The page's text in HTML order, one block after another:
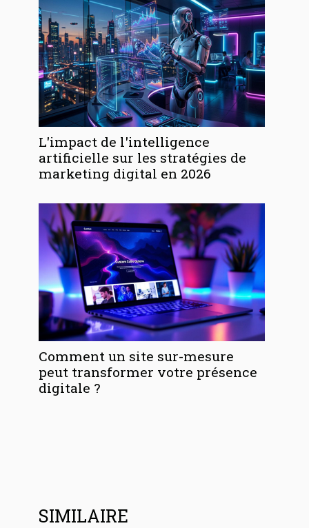
L'impact de l'intelligence
artificielle sur les stratégies de
marketing digital en 2026
Comment un site sur-mesure
peut transformer votre présence
digitale ?
SIMILAIRE